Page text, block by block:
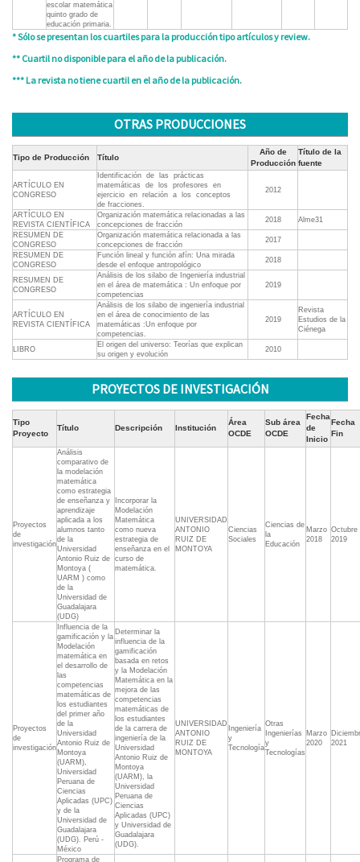
escolar matemática
quinto grado de
educación primaria.
* Sólo se presentan los cuartiles para la producción tipo artículos y review.
** Cuartil no disponible para el año de la publicación.
*** La revista no tiene cuartil en el año de la publicación.
OTRAS PRODUCCIONES
Tipo de Producción Título
Año de
Producción
Título de la
fuente
ARTÍCULO EN
CONGRESO
Identificación de las prácticas
matemáticas de los profesores en
ejercicio en relación a los conceptos
de fracciones.
2012
ARTÍCULO EN
REVISTA CIENTÍFICA
Organización matemática relacionadas a las
concepciones de fracción
2018
Alme31
RESUMEN DE
CONGRESO
Organización matemática relacionada a las
concepciones de fracción
2017
RESUMEN DE
CONGRESO
Función lineal y función afín: Una mirada
desde el enfoque antropológico
2018
RESUMEN DE
CONGRESO
Análisis de los silabo de Ingeniería industrial
en el área de matemática : Un enfoque por
competencias
2019
ARTÍCULO EN
REVISTA CIENTÍFICA
Análisis de los silabo de ingeniería industrial
en el área de conocimiento de las
matemáticas :Un enfoque por
competencias.
2019
Revista
Estudios de la
Ciénega
LIBRO
El origen del universo: Teorías que explican
su origen y evolución
2010
PROYECTOS DE INVESTIGACIÓN
Tipo
Proyecto
Título Descripción Institución
Área
OCDE
Sub área
OCDE
Fecha
de
Inicio
Fecha
Fin
Proyectos
de
investigación
Análisis
comparativo de
la modelación
matemática
como estrategia
de enseñanza y
aprendizaje
aplicada a los
alumnos tanto
de la
Universidad
Antonio Ruiz de
Montoya (
UARM ) como
de la
Universidad de
Guadalajara
(UDG)
Incorporar la
Modelación
Matemática
como nueva
estrategia de
enseñanza en el
curso de
matemática.
UNIVERSIDAD
ANTONIO
RUIZ DE
MONTOYA
Ciencias
Sociales
Ciencias de
la
Educación
Marzo
2018
Octubre
2019
Proyectos
de
investigación
Influencia de la
gamificación y la
Modelación
matemática en
el desarrollo de
las
competencias
matemáticas de
los estudiantes
del primer año
de la
Universidad
Antonio Ruiz de
Montoya
(UARM),
Universidad
Peruana de
Ciencias
Aplicadas (UPC)
y de la
Universidad de
Guadalajara
(UDG). Perú -
México
Determinar la
influencia de la
gamificación
basada en retos
y la Modelación
Matemática en la
mejora de las
competencias
matemáticas de
los estudiantes
de la carrera de
ingeniería de la
Universidad
Antonio Ruiz de
Montoya
(UARM), la
Universidad
Peruana de
Ciencias
Aplicadas (UPC)
y Universidad de
Guadalajara
(UDG).
UNIVERSIDAD
ANTONIO
RUIZ DE
MONTOYA
Ingeniería
y
Tecnología
Otras
Ingenierías
y
Tecnologías
Marzo
2020
2021
Programa de